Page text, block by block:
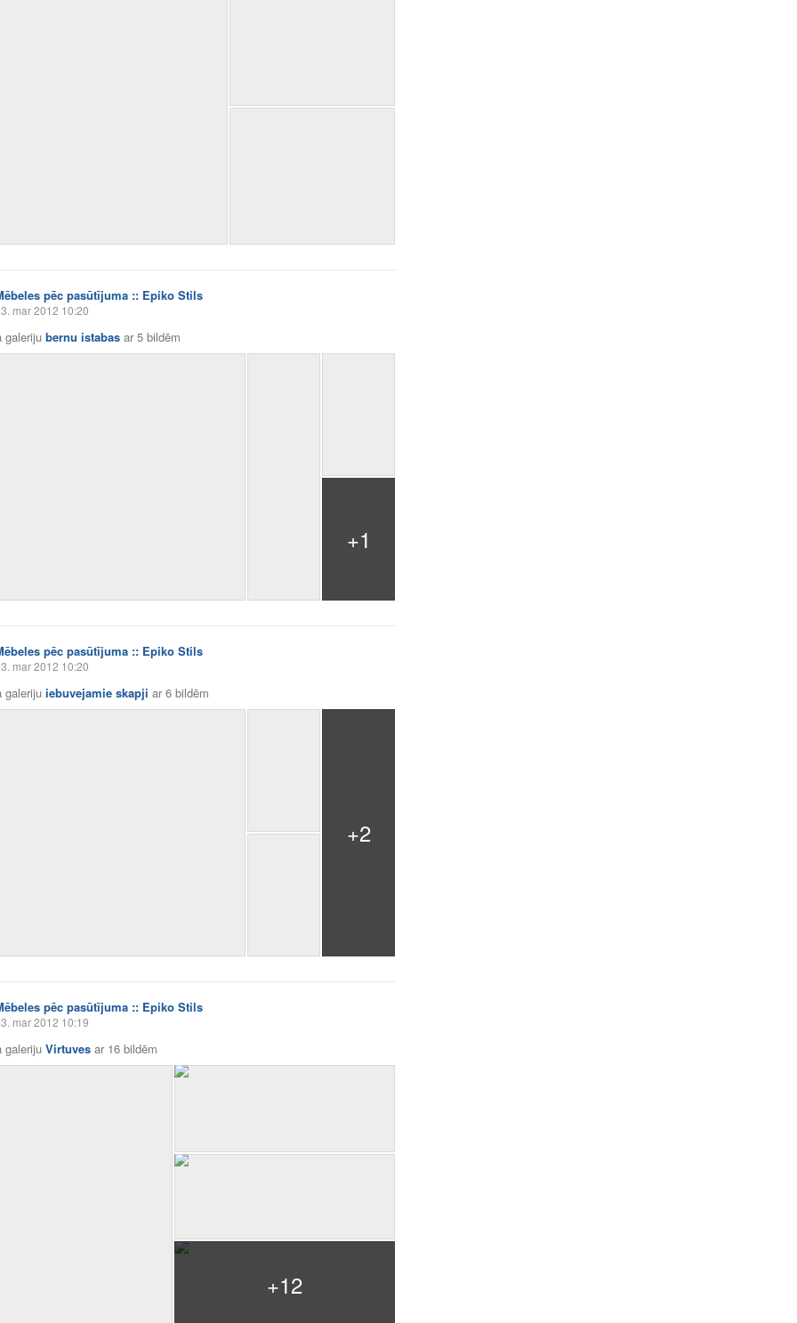
pēc pasūtījuma :: Epiko Stils
mar 2012 10:20
galeriju bernu istabas ar5 bildēm
+1
pēc pasūtījuma :: Epiko Stils
mar 2012 10:20
galeriju iebuvejamie skapji ar6 bildēm
+2
pēc pasūtījuma :: Epiko Stils
mar 2012 10:19
galeriju Virtuves ar 16 bildēm
+12